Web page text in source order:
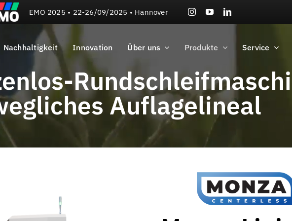
EMO 2025 • 22-26/09/2025 • Hannover
Nachhaltigkeit Innovation Über uns Produkte Service
Auflagelineal